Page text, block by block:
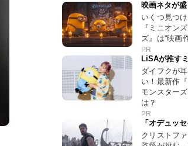
映画ネタが盛
いくつ見つ
『ミニオン
ズ』は“映画
PR
LiSAが推す
ダイフクが
い！最新作
モンスター
は？
PR
「オデュッ
クリストフ